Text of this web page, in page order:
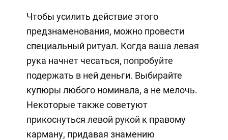
Чтобы усилить действие этого
предзнаменования, можно провести
специальный ритуал. Когда ваша левая
рука начнет чесаться, попробуйте
подержать в ней деньги. Выбирайте
купюры любого номинала, а не мелочь.
Некоторые также советуют
прикоснуться левой рукой к правому
карману, придавая знамению